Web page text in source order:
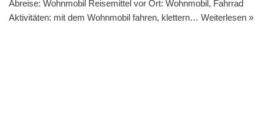
Abreise: Wohnmobil Reisemittel vor Ort: Wohnmobil, Fahrrad
Aktivitäten: mit dem Wohnmobil fahren, klettern… Weiterlesen »